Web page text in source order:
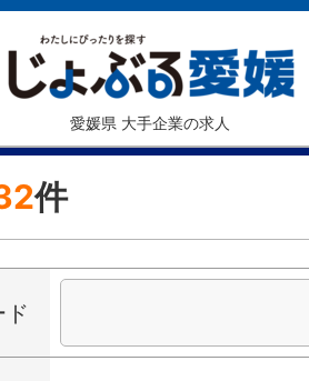
愛媛県 大手企業の求人
件
ド